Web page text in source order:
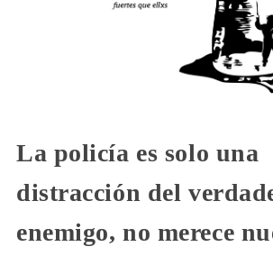
La policía es solo una
distracción del
enemigo, no merece